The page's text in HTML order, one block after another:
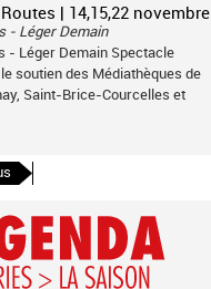
| 14,15,22 novembre
- Léger Demain
- Léger Demain Spectacle
soutien des Médiathèques de
Saint-Brice-Courcelles et